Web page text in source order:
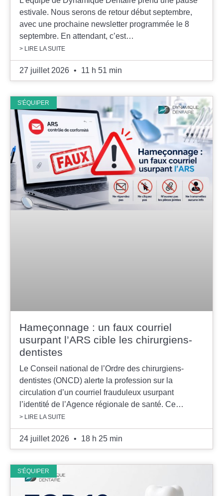
estivale. Nous serons de retour début septembre,
avec une prochaine newsletter programmée le 8
septembre. En attendant, c’est…
> LIRE LA SUITE
27 juillet 2026 11 h 51 min
S'ÉQUIPER
Hameçonnage : un faux courriel
usurpant l’ARS cible les chirurgiens-
dentistes
Le Conseil national de l’Ordre des chirurgiens-
dentistes (ONCD) alerte la profession sur la
circulation d’un courriel frauduleux usurpant
l’identité de l’Agence régionale de santé. Ce…
> LIRE LA SUITE
24 juillet 2026 18 h 25 min
S'ÉQUIPER